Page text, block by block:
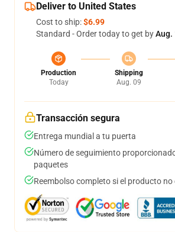
Deliver to United States
Cost to ship:$6.99
Standard - Order today to get byAug.
Production
Today
Shipping
Aug. 09
Transacción segura
Entrega mundial a tu puerta
Número de seguimiento
paquetes
Reembolso completo si el producto no